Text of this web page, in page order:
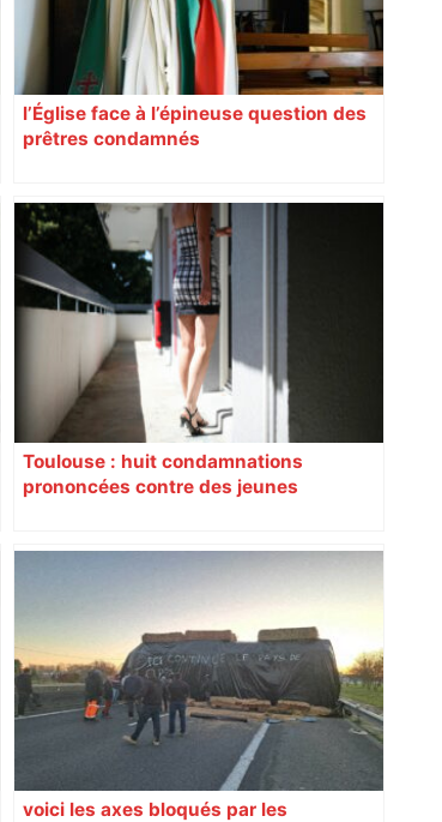
l’Église face à l’épineuse question des
prêtres condamnés
Toulouse : huit condamnations
prononcées contre des jeunes
voici les axes bloqués par les